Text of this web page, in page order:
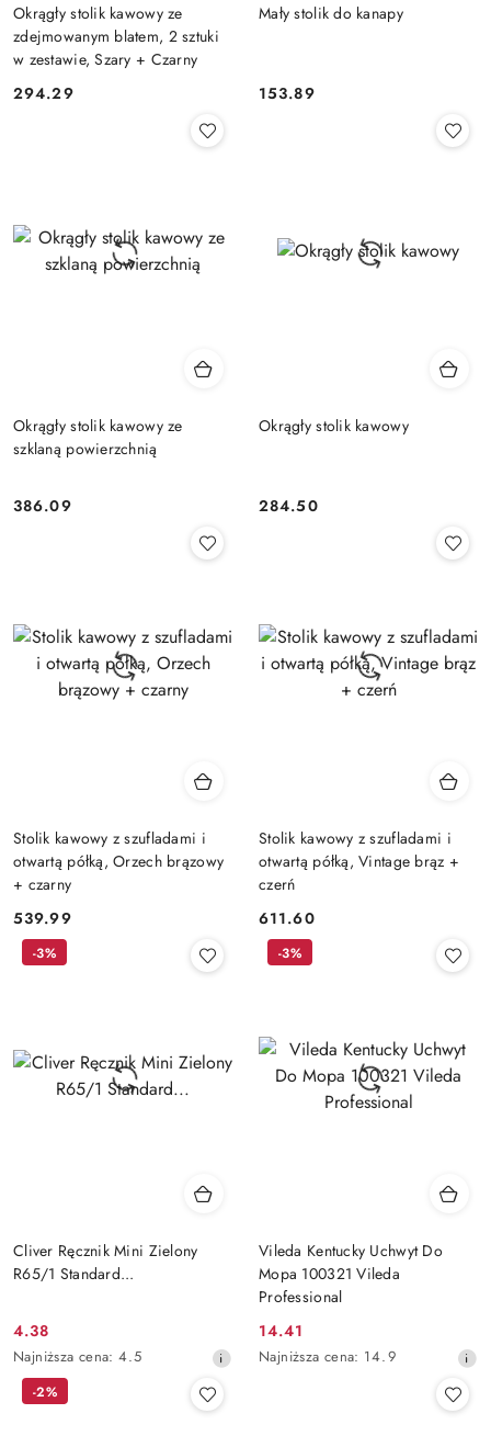
Okrągły stolik kawowy ze
zdejmowanym blatem, 2 sztuki
w zestawie, Szary + Czarny
Cena:
294.29
Mały stolik do kanapy
Cena:
153.89
Okrągły stolik kawowy ze
szklaną powierzchnią
Cena:
386.09
Okrągły stolik kawowy
Cena:
284.50
Stolik kawowy z szufladami i
otwartą półką, Orzech brązowy
+ czarny
Cena:
539.99
Stolik kawowy z szufladami i
otwartą półką, Vintage brąz +
czerń
Cena:
611.60
Cliver Ręcznik Mini Zielony
R65/1 Standard...
Cena
promocyjna:
4.38
Najniższa
cena
Najniższa cena: 4.5
-3%
Vileda Kentucky Uchwyt Do
Mopa 100321 Vileda
Professional
Cena
promocyjna:
14.41
Najniższa
Najniższa cena: 14.9
-3%
-2%